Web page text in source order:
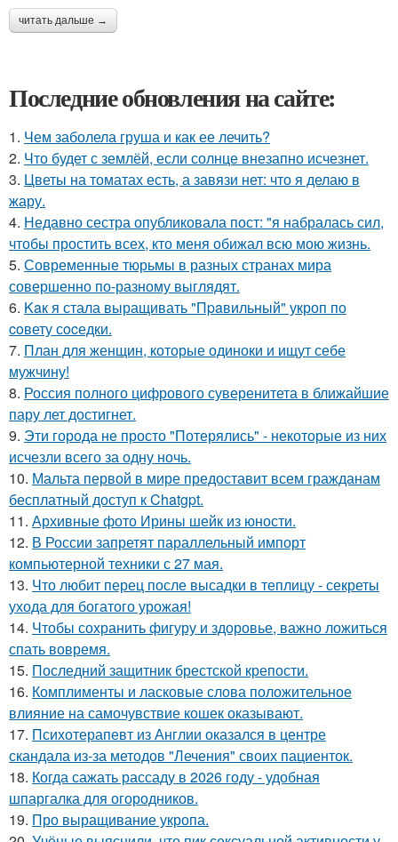
читать дальше →
Последние обновления на сайте:
1. Чем заболела груша и как ее лечить?
2. Что будет с землёй, если солнце внезапно исчезнет.
3. Цветы на томатах есть, а завязи нет: что я делаю в
жару.
4. Недавно сестра опубликовала пост: "я набралась сил,
чтобы простить всех, кто меня обижал всю мою жизнь.
5. Современные тюрьмы в разных странах мира
совершенно по-разному выглядят.
6. Kaк я стала выращивать "Пpaвильный" укроп по
coвету сocедки.
7. План для женщин, которые одиноки и ищут себе
мужчину!
8. Россия полного цифрового суверенитета в ближайшие
пару лет достигнет.
9. Эти города не просто "Потерялись" - некоторые из них
исчезли всего за одну ночь.
10. Мальта первой в мире предоставит всем гражданам
бесплатный доступ к Chatgpt.
11. Архивные фото Ирины шейк из юности.
12. В России запретят параллельный импорт
компьютерной техники с 27 мая.
13. Что любит перец после высадки в теплицу - секреты
ухода для богатого урожая!
14. Чтобы сохранить фигуру и здоровье, важно ложиться
спать вовремя.
15. Последний защитник брестской крепости.
16. Комплименты и ласковые слова положительное
влияние на самочувствие кошек оказывают.
17. Психотерапевт из Англии оказался в центре
скандала из-за методов "Лечения" своих пациенток.
18. Когда сажать рассаду в 2026 году - удобная
шпаргалка для огородников.
19. Про выращивание укропа.